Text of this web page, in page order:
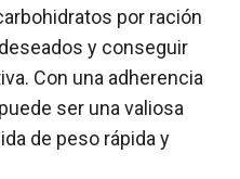
por ración
y conseguir
Con una adherencia
ser una valiosa
de peso rápida y